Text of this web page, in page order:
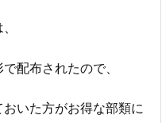
配布されたので、
いた方がお得な部類に